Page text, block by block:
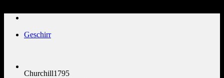
Geschirr
Churchill1795